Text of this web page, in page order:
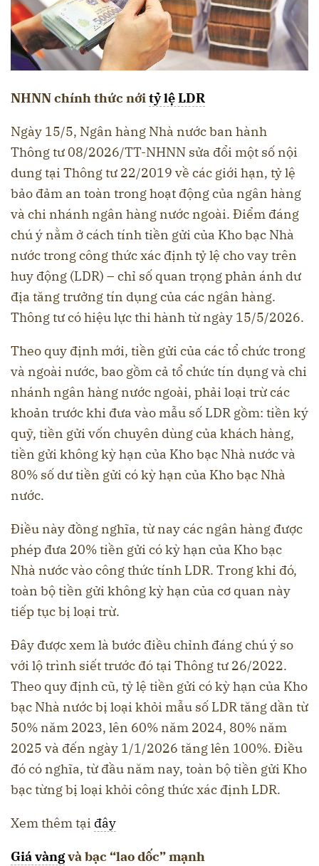
NHNN chính thức nớitỷ lệ LDR
Ngày 15/5, Ngân hàng Nhà nước ban hành
Thông tư 08/2026/TT-NHNN sửa đổi một số nội
dung tại Thông tư 22/2019 về các giới hạn, tỷ lệ
bảo đảm an toàn trong hoạt động của ngân hàng
và chi nhánh ngân hàng nước ngoài. Điểm đáng
chú ý nằm ở cách tính tiền gửi của Kho bạc Nhà
nước trong công thức xác định tỷ lệ cho vay trên
huy động (LDR) – chỉ số quan trọng phản ánh dư
địa tăng trưởng tín dụng của các ngân hàng.
Thông tư có hiệu lực thi hành từ ngày 15/5/2026.
Theo quy định mới, tiền gửi của các tổ chức trong
và ngoài nước, bao gồm cả tổ chức tín dụng và chi
nhánh ngân hàng nước ngoài, phải loại trừ các
khoản trước khi đưa vào mẫu số LDR gồm: tiền ký
quỹ, tiền gửi vốn chuyên dùng của khách hàng,
tiền gửi không kỳ hạn của Kho bạc Nhà nước và
80% số dư tiền gửi có kỳ hạn của Kho bạc Nhà
nước.
Điều này đồng nghĩa, từ nay các ngân hàng được
phép đưa 20% tiền gửi có kỳ hạn của Kho bạc
Nhà nước vào công thức tính LDR. Trong khi đó,
toàn bộ tiền gửi không kỳ hạn của cơ quan này
tiếp tục bị loại trừ.
Đây được xem là bước điều chỉnh đáng chú ý so
với lộ trình siết trước đó tại Thông tư 26/2022.
Theo quy định cũ, tỷ lệ tiền gửi có kỳ hạn của Kho
bạc Nhà nước bị loại khỏi mẫu số LDR tăng dần từ
50% năm 2023, lên 60% năm 2024, 80% năm
2025 và đến ngày 1/1/2026 tăng lên 100%. Điều
đó có nghĩa, từ đầu năm nay, toàn bộ tiền gửi Kho
bạc từng bị loại khỏi công thức xác định LDR.
Xem thêm tại đây
Giá vàngvà bạc “lao dốc” mạnh